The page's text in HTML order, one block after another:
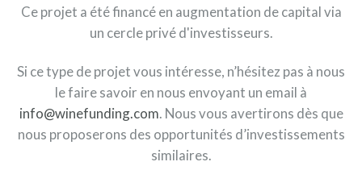
Ce projet a été financé en augmentation de capital via
un cercle privé d'investisseurs.
Si ce type de projet vous intéresse, n’hésitez pas à nous
le faire savoir en nous envoyant un email à
info@winefunding.com. Nous vous avertirons dès que
nous proposerons des opportunités d’investissements
similaires.